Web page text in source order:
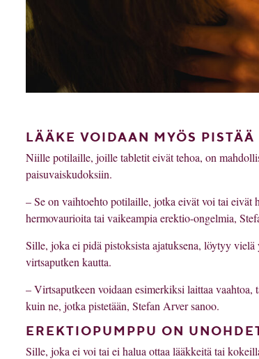
LÄÄKE VOIDAAN MYÖS PISTÄÄ
Niille potilaille, joille tabletit eivät tehoa, on
paisuvaiskudoksiin.
– Se on vaihtoehto potilaille, jotka eivät voi tai eivät
hermovaurioita tai vaikeampia erektio-ongelmia,
Sille, joka ei pidä pistoksista ajatuksena, löytyy
virtsaputken kautta.
– Virtsaputkeen voidaan esimerkiksi laittaa vaahtoa,
kuin ne, jotka pistetään, Stefan Arver sanoo.
EREKTIOPUMPPU ON
Sille, joka ei voi tai ei halua ottaa lääkkeitä tai